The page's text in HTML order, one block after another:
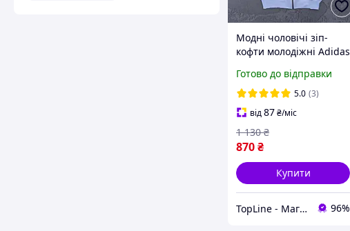
Модні чоловічі зіп-
кофти молодіжні Adidas
весну без капюшона,
Худі на блискавці
молодіжна
Готово до відправки
5.0 (3)
від87₴/міс
870₴
1 130 ₴
Купити
TopLine - Магазин крутих товарів 96%